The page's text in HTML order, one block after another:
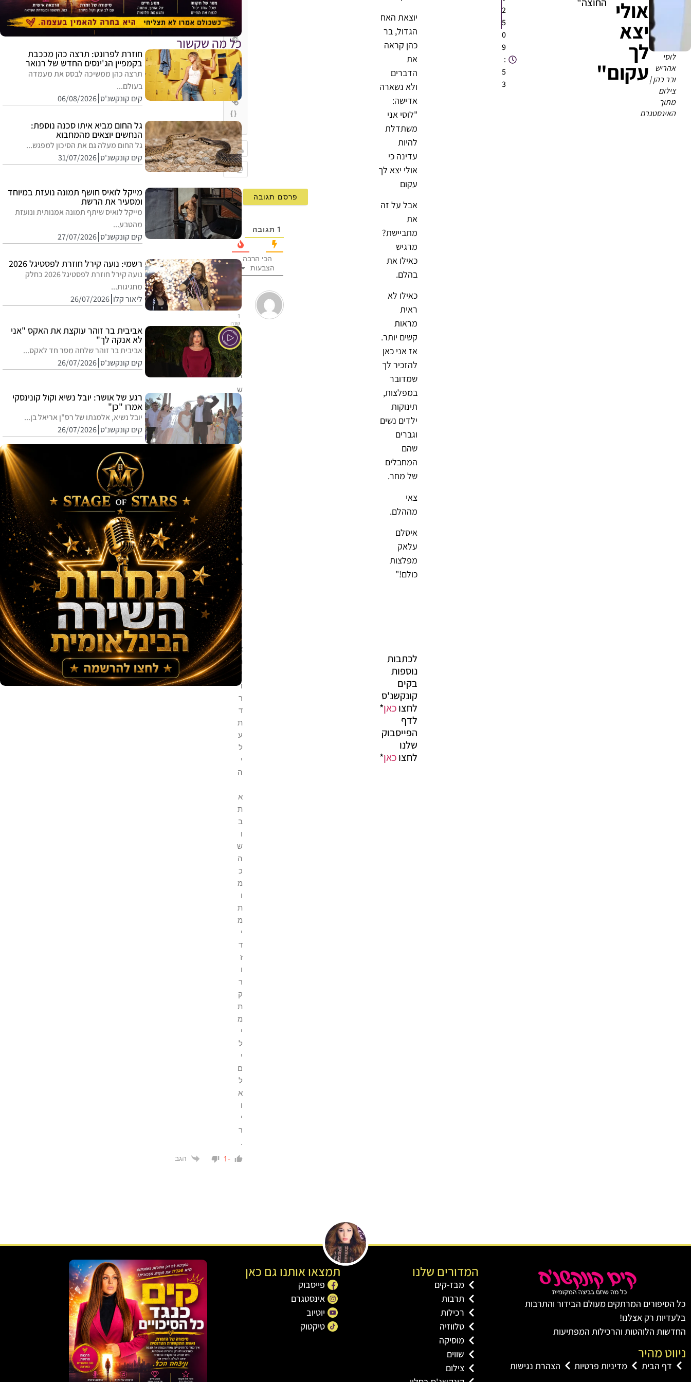
לוסי
אהריש
ובר כהן |
צילום
מתוך
האינסטגרם
אולי
יצא
לך
עקום"
2
5
0
9
:
5
3
יוצאת האח
הגדול, בר
כהן קראה
את
הדברים
ולא נשארה
אדישה:
"לוסי אני
משתדלת
להיות
עדינה כי
אולי יצא לך
עקום
אבל על זה
את
מתביישת?
מרגיש
כאילו את
בהלם.
כאילו לא
ראית
מראות
קשים יותר.
אז אני כאן
להזכיר לך
שמדובר
במפלצות,
תינוקות
ילדים נשים
וגברים
שהם
המחבלים
של מחר.
צאי
מההלם.
איסלם
עלאק
מפלצות
כולם!"
לכתבות
נוספות
בקים
קונקשנ'ס
לחצוכאן*
לדף
הפייסבוק
שלנו
לחצוכאן*
{}
[+]
שם
1 תגובה
הכי הרבה
הצבעות
טוביק
1
שנה
לפני
י
ש
ר
א
ל
י
ת
מ
ו
ס
ל
מ
י
ת
מ
ג
י
ב
ה
כ
ך
ו
א
ת
י
ו
ר
ד
ת
ע
ל
י
ה
א
ת
ב
ו
ש
ה
כ
מ
ו
ת
מ
י
ד
ז
ו
ר
ק
ת
מ
י
ל
י
ם
ל
א
ו
י
ר
.
-1 הגב
כל מה שקשור
חוזרת לפרונט: תרצה כהן מככבת
בקמפיין הג'ינסים החדש של רנואר
תרצה כהן ממשיכה לבסס את מעמדה
בעולם...
קים קונקשנ'ס 06/08/2026
גל החום מביא איתו סכנה נוספת:
הנחשים יוצאים מהמחבוא
גל החום מעלה גם את הסיכון למפגש...
קים קונקשנ'ס 31/07/2026
מייקל לואיס חושף תמונה נועזת במיוחד
ומסעיר את הרשת
מייקל לואיס שיתף תמונה אמנותית ונועזת
מהטבע...
קים קונקשנ'ס 27/07/2026
רשמי: נועה קירל חוזרת לפסטיגל 2026
נועה קירל חוזרת לפסטיגל 2026 כחלק
מחגיגות...
ליאור קלו 26/07/2026
אביבית בר זוהר עוקצת את האקס "אני
לא אנקה לך"
אביבית בר זוהר שלחה מסר חד לאקס...
קים קונקשנ'ס 26/07/2026
רגע של אושר: יובל נשיא וקול קונינסקי
אמרו "כן"
יובל נשיא, אלמנתו של רס"ן אריאל בן...
קים קונקשנ'ס 26/07/2026
כל הסיפורים המרתקים מעולם הבידור והתרבות
בלעדיות רק אצלנו!
החדשות הלוהטות והרכילות המפתיעות
ניווט מהיר
דף הבית מדיניות פרטיות הצהרת נגישות
המדורים שלנו
מבז-קים
תרבות
רכילות
טלווזיה
מוסיקה
שווים
צילום
תמצאו אותנו גם כאן
פייסבוק
אינסטגרם
יוטיוב
טיקטוק